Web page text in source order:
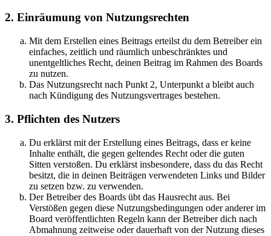
2. Einräumung von Nutzungsrechten
Mit dem Erstellen eines Beitrags erteilst du dem Betreiber ein
einfaches, zeitlich und räumlich unbeschränktes und
unentgeltliches Recht, deinen Beitrag im Rahmen des Boards
zu nutzen.
Das Nutzungsrecht nach Punkt 2, Unterpunkt a bleibt auch
nach Kündigung des Nutzungsvertrages bestehen.
3. Pflichten des Nutzers
Du erklärst mit der Erstellung eines Beitrags, dass er keine
Inhalte enthält, die gegen geltendes Recht oder die guten
Sitten verstoßen. Du erklärst insbesondere, dass du das Recht
besitzt, die in deinen Beiträgen verwendeten Links und Bilder
zu setzen bzw. zu verwenden.
Der Betreiber des Boards übt das Hausrecht aus. Bei
Verstößen gegen diese Nutzungsbedingungen oder anderer im
Board veröffentlichten Regeln kann der Betreiber dich nach
Abmahnung zeitweise oder dauerhaft von der Nutzung dieses